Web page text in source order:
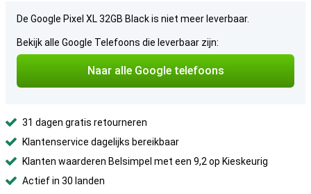
De Google Pixel XL 32GB Black is niet meer leverbaar.
Bekijk alle Google Telefoons die leverbaar zijn:
Naar alle Google telefoons
31 dagen gratis retourneren
Klantenservice dagelijks bereikbaar
Klanten waarderen Belsimpel met een 9,2 op Kieskeurig
Actief in 30 landen